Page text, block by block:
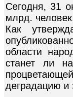
Сегодня, 31
млрд.
Как
области
станет ли
деградацию и